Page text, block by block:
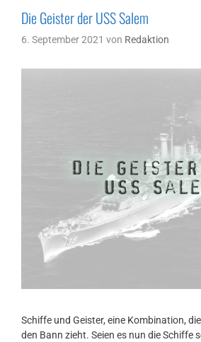
Die Geister der USS Salem
6. September 2021 von Redaktion
Schiffe und Geister, eine Kombination,
den Bann zieht. Seien es nun die Schiffe